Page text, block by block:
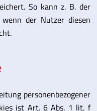
So kann z. B. der
der Nutzer diesen
personenbezogener
ist Art. 6 Abs. 1 lit. f